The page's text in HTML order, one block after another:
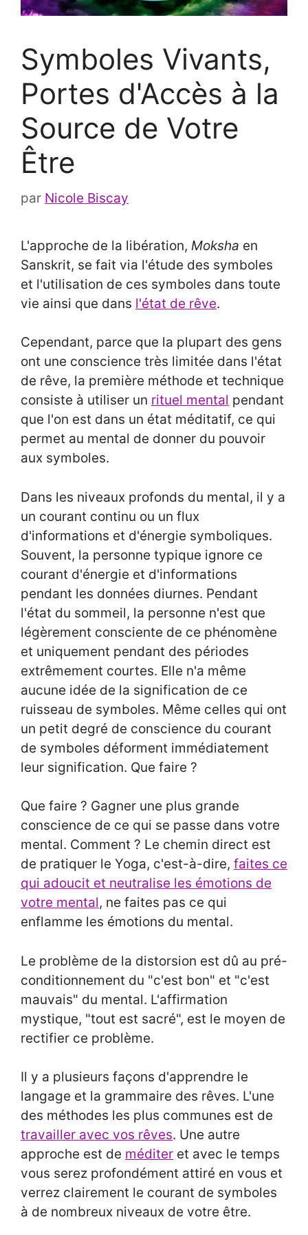
Symboles Vivants,
Portes d'Accès à la
Source de Votre
Être
par Nicole Biscay
L'approche de la libération, Moksha en
Sanskrit, se fait via l'étude des symboles
et l'utilisation de ces symboles dans toute
vie ainsi que dans l'état de rêve.
Cependant, parce que la plupart des gens
ont une conscience très limitée dans l'état
de rêve, la première méthode et technique
consiste à utiliser un rituel mental pendant
que l'on est dans un état méditatif, ce qui
permet au mental de donner du pouvoir
aux symboles.
Dans les niveaux profonds du mental, il y a
un courant continu ou un flux
d'informations et d'énergie symboliques.
Souvent, la personne typique ignore ce
courant d'énergie et d'informations
pendant les données diurnes. Pendant
l'état du sommeil, la personne n'est que
légèrement consciente de ce phénomène
et uniquement pendant des périodes
extrêmement courtes. Elle n'a même
aucune idée de la signification de ce
ruisseau de symboles. Même celles qui ont
un petit degré de conscience du courant
de symboles déforment immédiatement
leur signification. Que faire ?
Que faire ? Gagner une plus grande
conscience de ce qui se passe dans votre
mental. Comment ? Le chemin direct est
de pratiquer le Yoga, c'est-à-dire, faites ce
qui adoucit et neutralise les émotions de
votre mental, ne faites pas ce qui
enflamme les émotions du mental.
Le problème de la distorsion est dû au pré-
conditionnement du "c'est bon" et "c'est
mauvais" du mental. L'affirmation
mystique, "tout est sacré", est le moyen de
rectifier ce problème.
Il y a plusieurs façons d'apprendre le
langage et la grammaire des rêves. L'une
des méthodes les plus communes est de
travailler avec vos rêves. Une autre
approche est de méditer et avec le temps
vous serez profondément attiré en vous et
verrez clairement le courant de symboles
à de nombreux niveaux de votre être.